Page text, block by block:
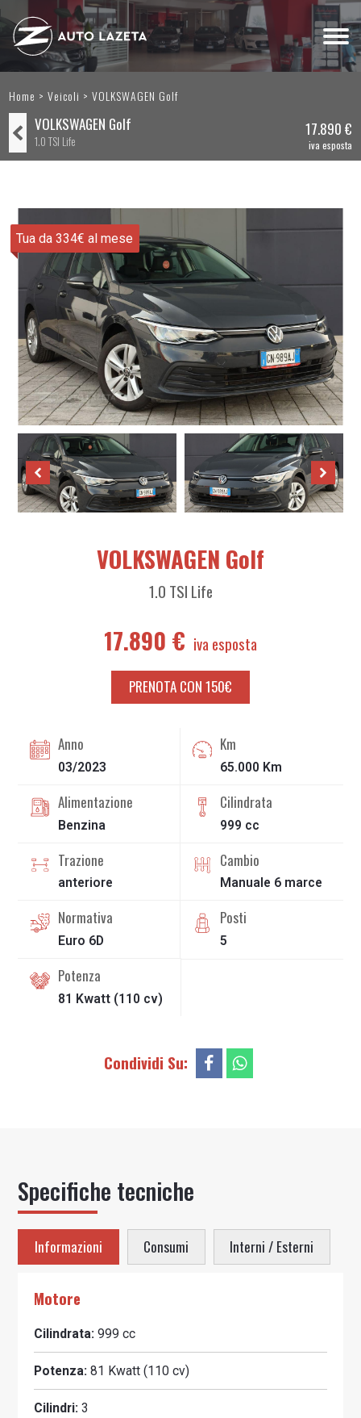
Home >Veicoli >VOLKSWAGEN Golf
VOLKSWAGEN Golf
1.0 TSI Life
17.890 €
Tua da 334€ al mese
VOLKSWAGEN Golf
1.0 TSI Life
17.890 €
PRENOTA CON 150€
Anno
03/2023
Km
65.000 Km
Alimentazione
Benzina
Cilindrata
999 cc
Trazione
anteriore
Cambio
Manuale 6 marce
Normativa
Euro 6D
Posti
5
Potenza
81 Kwatt(110 cv)
Condividi Su:
Specifiche tecniche
Informazioni Consumi Interni / Esterni
Motore
Cilindrata: 999 cc
Potenza: 81 Kwatt (110 cv)
Cilindri: 3